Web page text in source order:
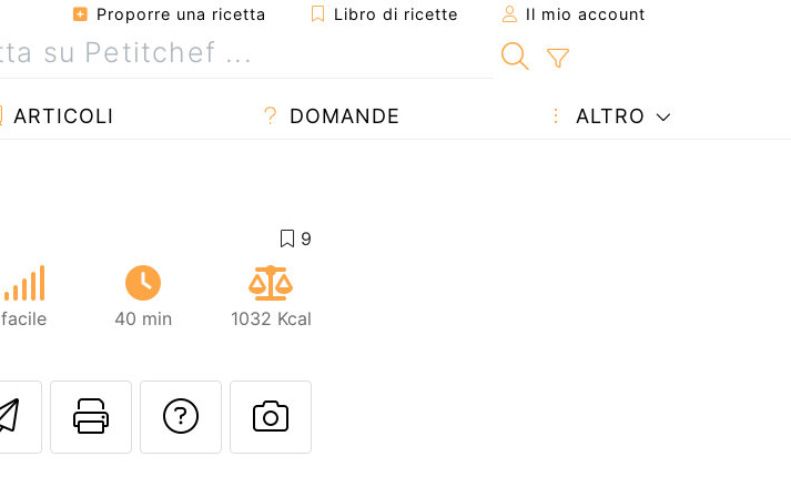
Proporre una ricetta Libro di ricette Il mio account
ARTICOLI DOMANDE ALTRO
facile 40 min 1032 Kcal
Invia questa ricetta ad un amico
Stampa la ricetta
Contatta l'autore della Ricetta
Pubblica la foto di questa